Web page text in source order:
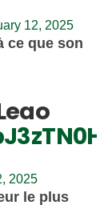
12, 2025
ce que son
2025
le plus